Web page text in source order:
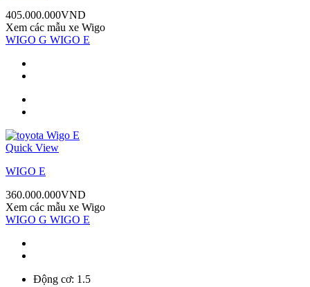
405.000.000VND
Xem các mẫu xe Wigo
WIGO G WIGO E
Quick View
WIGO E
360.000.000VND
Xem các mẫu xe Wigo
WIGO G WIGO E
Động cơ: 1.5